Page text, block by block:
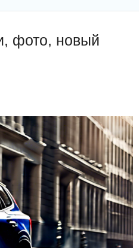
фото, новый